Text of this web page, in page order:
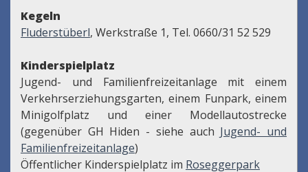
Kegeln
Fluderstüberl, Werkstraße 1, Tel. 0660/31 52 529
Kinderspielplatz
Jugend- und Familienfreizeitanlage mit einem
Verkehrserziehungsgarten, einem Funpark, einem
Minigolfplatz und einer Modellautostrecke
(gegenüber GH Hiden - siehe auch Jugend- und
Familienfreizeitanlage)
Öffentlicher Kinderspielplatz im Roseggerpark